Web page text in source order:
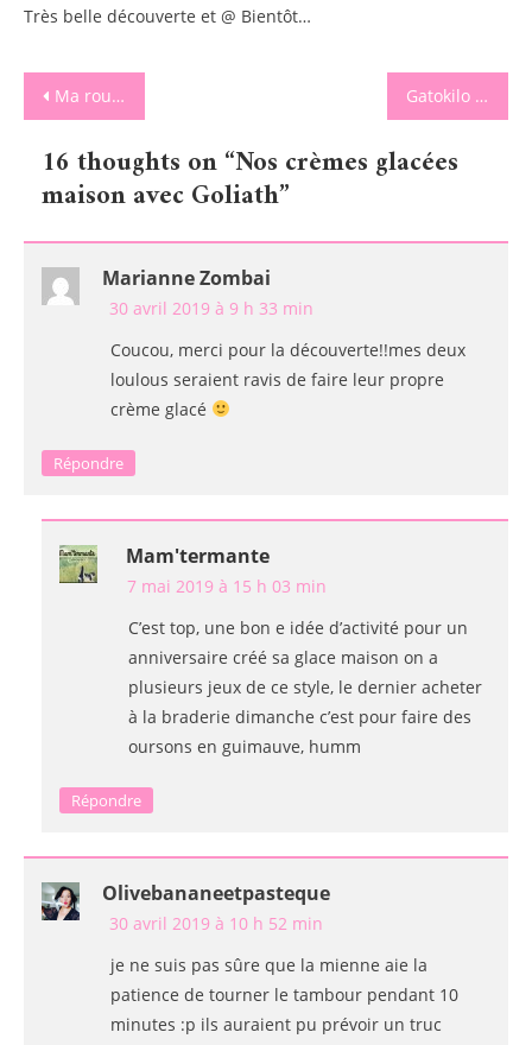
Très belle découverte et @ Bientôt…
Navigation
de
l’article
Ma routine beauté des pieds avec Evoluderm Gatokilo une solution pour financer les projets à l’école tout en gourmandise !
16 thoughts on “Nos crèmes glacées
maison avec Goliath”
Marianne Zombai
30 avril 2019 à 9 h 33 min
Coucou, merci pour la découverte!!mes deux
loulous seraient ravis de faire leur propre
crème glacé
Répondre
Mam'termante
7 mai 2019 à 15 h 03 min
C’est top, une bon e idée d’activité pour un
anniversaire créé sa glace maison on a
plusieurs jeux de ce style, le dernier acheter
à la braderie dimanche c’est pour faire des
oursons en guimauve, humm
Répondre
Olivebananeetpasteque
30 avril 2019 à 10 h 52 min
je ne suis pas sûre que la mienne aie la
patience de tourner le tambour pendant 10
minutes :p ils auraient pu prévoir un truc